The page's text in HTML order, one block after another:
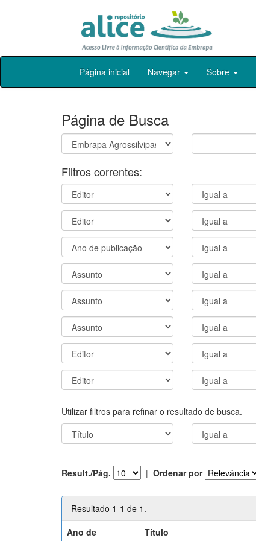
Skip
Página inicial Navegar Sobre
Página de Busca
Filtros correntes:
Utilizar filtros para refinar o resultado de busca.
Result./Pág. | Ordenar por
Resultado 1-1 de 1.
Ano de
Título